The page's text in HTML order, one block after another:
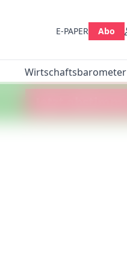
E-PAPER Abo
Wirtschaftsbarometer